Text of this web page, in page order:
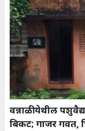
वन्नाळी येथील
बिकट; गाजर गवत,